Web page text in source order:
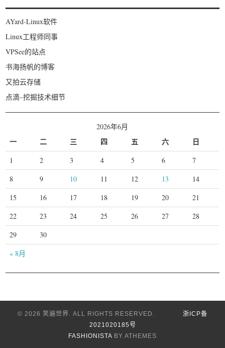
AYard-Linux软件
Linux工程师同事
VPSee的站点
书海扬帆的博客
又拍云存储
点滴–挖掘技术细节
2026年6月
一 二 三 四 五 六 日
« 8月
1 2 3 4 5 6
7
8
9 10 11 12 13
14
15
16 17 18 19 20
21
22
23 24 25 26 27
28
29
30
© 2026 笑遍世界. ALL RIGHTS RESERVED. 浙ICP备
2021020185号
FASHIONISTA BY ATHEMES